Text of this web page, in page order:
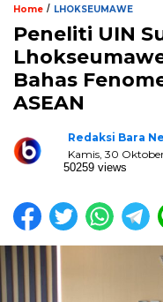
Home / LHOKSEUMAWE
Peneliti UIN
Bahas
ASEAN
Redaksi Bara
Kamis, 30
50259 views